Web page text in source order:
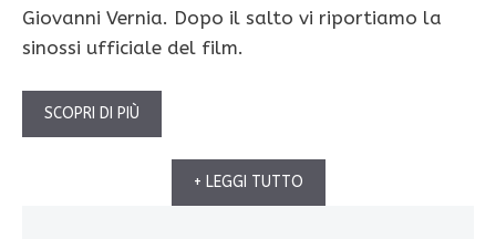
Giovanni Vernia. Dopo il salto vi riportiamo la
sinossi ufficiale del film.
SCOPRI DI PIÙ
+ LEGGI TUTTO